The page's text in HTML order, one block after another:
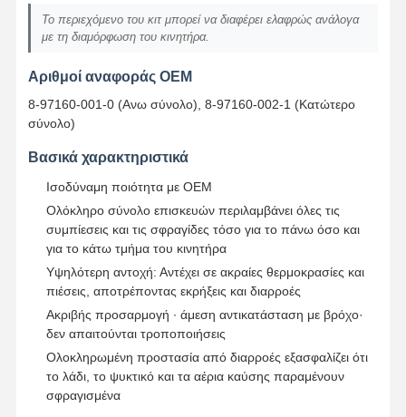
Το περιεχόμενο του κιτ μπορεί να διαφέρει ελαφρώς ανάλογα
με τη διαμόρφωση του κινητήρα.
Αριθμοί αναφοράς OEM
8-97160-001-0 (Ανω σύνολο), 8-97160-002-1 (Κατώτερο
σύνολο)
Βασικά χαρακτηριστικά
Ισοδύναμη ποιότητα με OEM
Ολόκληρο σύνολο επισκευών περιλαμβάνει όλες τις
συμπίεσεις και τις σφραγίδες τόσο για το πάνω όσο και
για το κάτω τμήμα του κινητήρα
Υψηλότερη αντοχή: Αντέχει σε ακραίες θερμοκρασίες και
πιέσεις, αποτρέποντας εκρήξεις και διαρροές
Ακριβής προσαρμογή ∙ άμεση αντικατάσταση με βρόχο·
δεν απαιτούνται τροποποιήσεις
Ολοκληρωμένη προστασία από διαρροές εξασφαλίζει ότι
το λάδι, το ψυκτικό και τα αέρια καύσης παραμένουν
σφραγισμένα